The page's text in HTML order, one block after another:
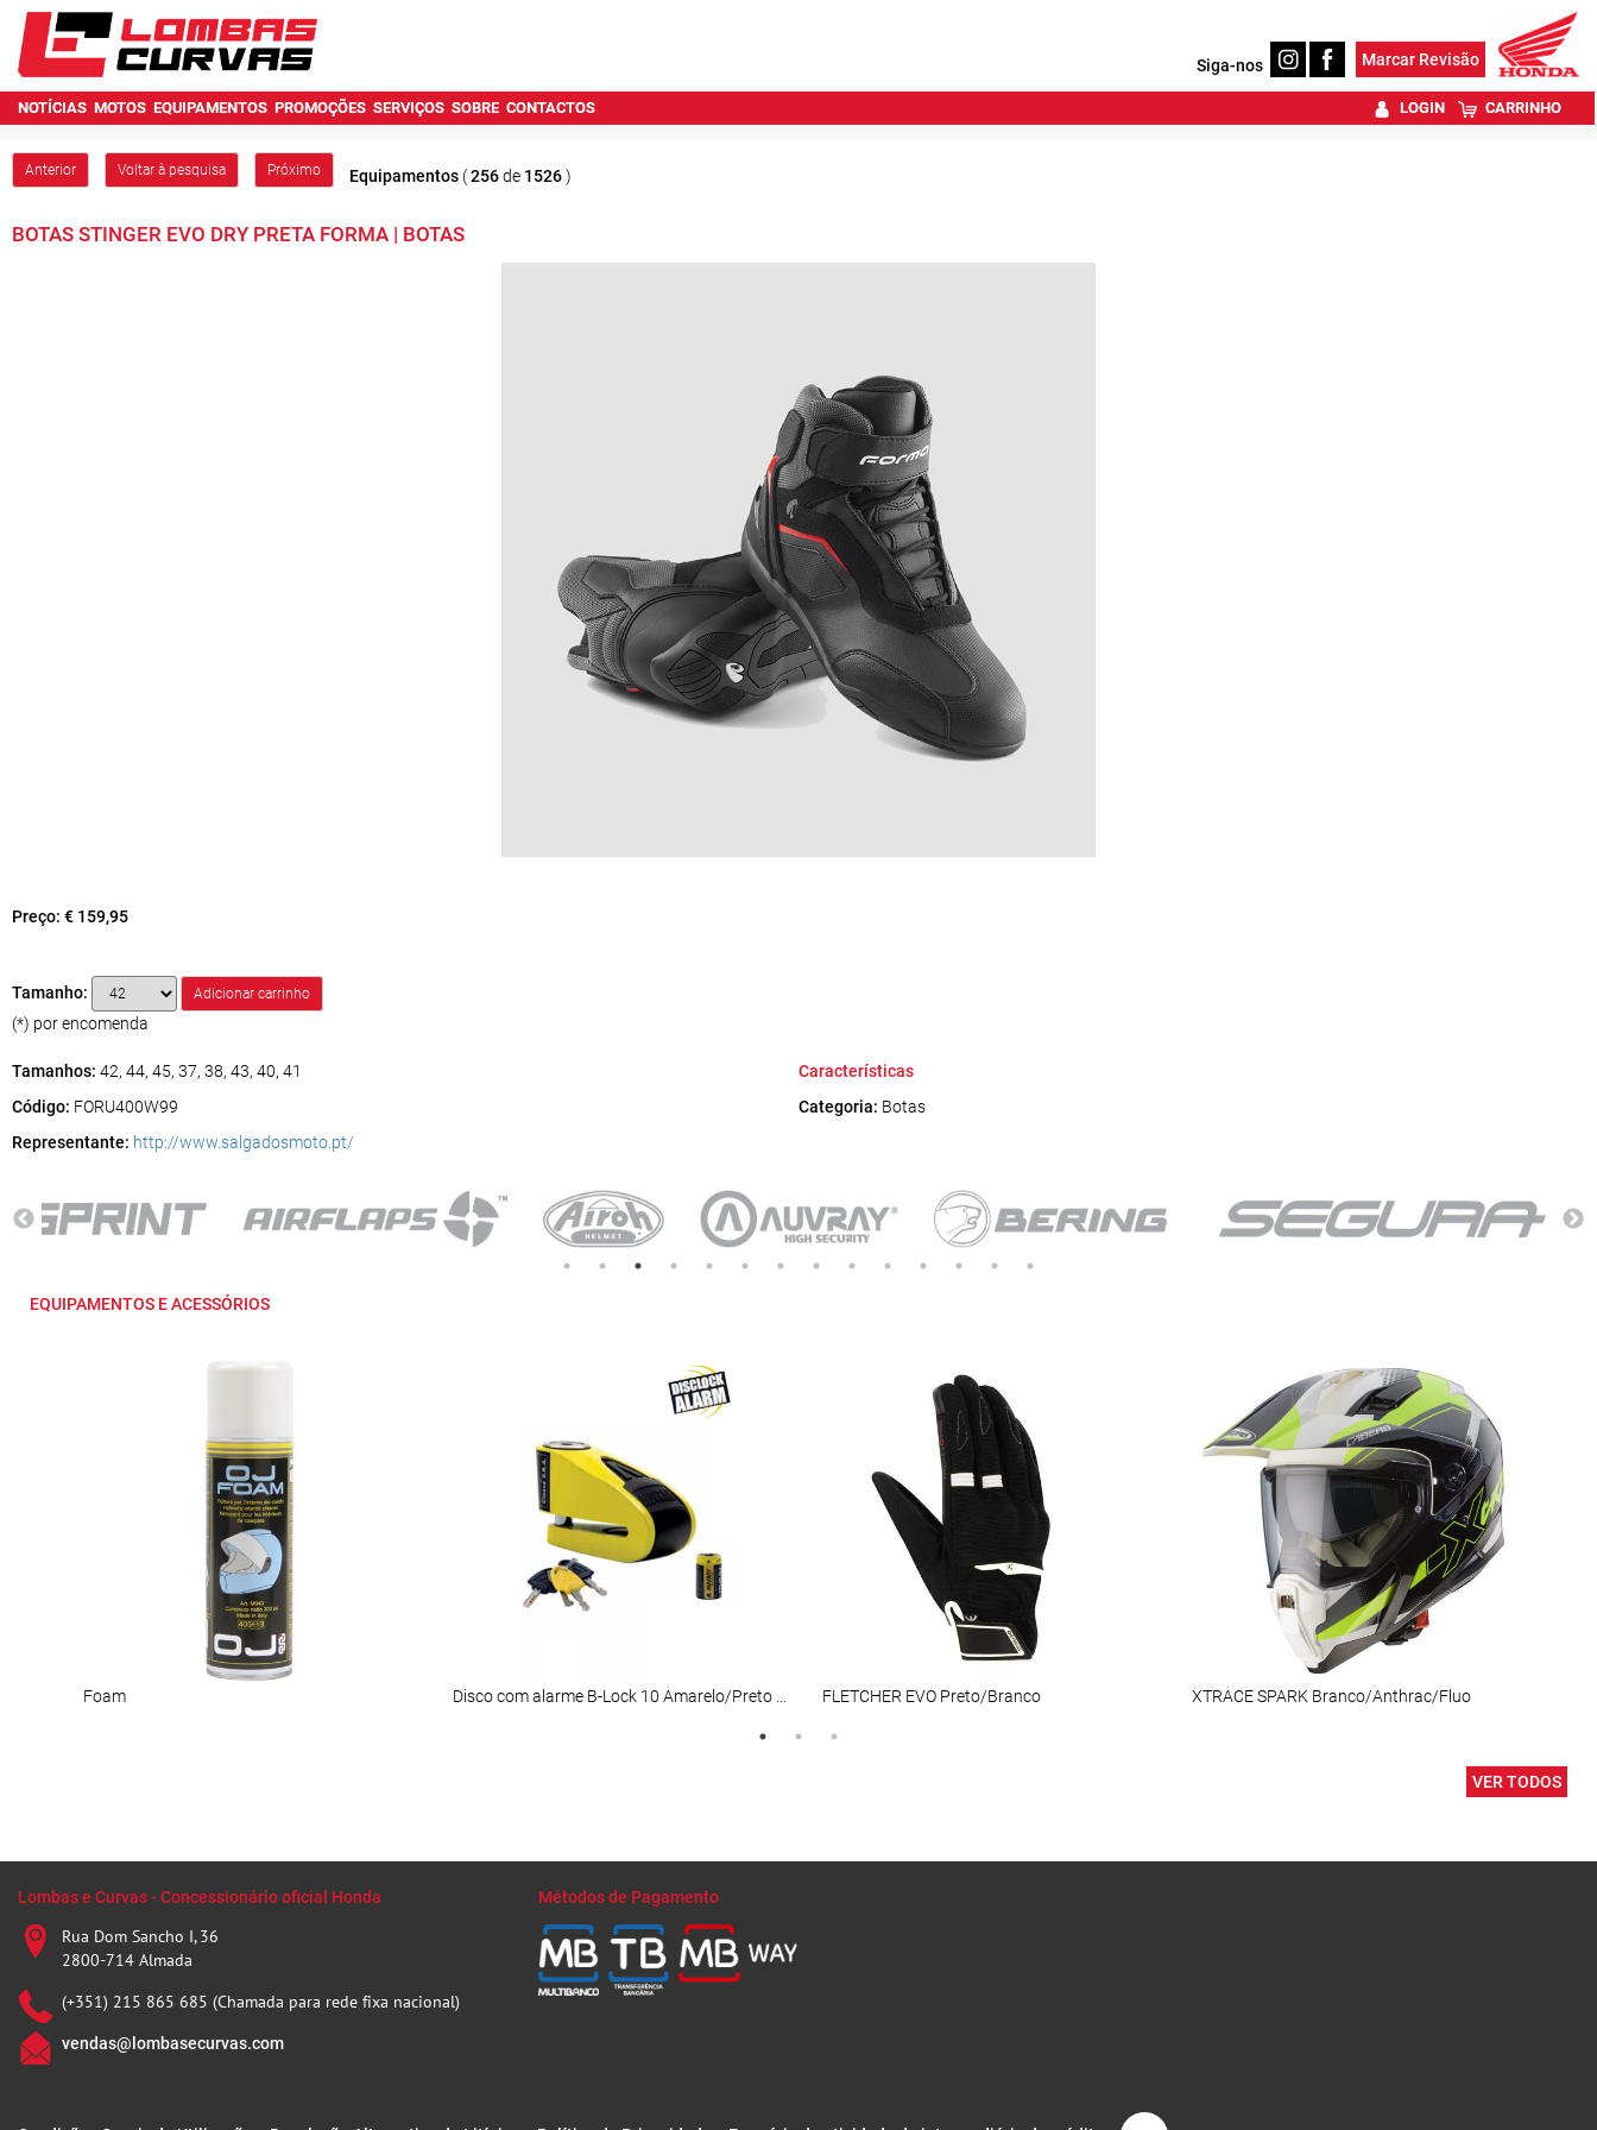
Siga-nos Marcar Revisão
NOTÍCIAS MOTOS EQUIPAMENTOS PROMOÇÕES SERVIÇOS SOBRE CONTACTOS LOGIN CARRINHO
Anterior Voltar à pesquisa Próximo Equipamentos (256de 1526)
BOTAS STINGER EVO DRY PRETA FORMA | BOTAS
Preço: € 159,95
Tamanho:
(*) por encomenda
Tamanhos: 42, 44, 45, 37, 38, 43, 40, 41
Código: FORU400W99
Representante: http://www.salgadosmoto.pt/
Características
Categoria: Botas
EQUIPAMENTOS E ACESSÓRIOS
Foam Disco com alarme B-Lock 10 Amarelo/Preto SRA FLETCHER EVO Preto/Branco XTRACE SPARK Branco/Anthrac/Fluo
VER TODOS
Lombas e Curvas - Concessionário oficial Honda
Rua Dom Sancho I, 36
2800-714 Almada
(+351) 215 865 685 (Chamada para rede fixa nacional)
vendas@lombasecurvas.com
Métodos de Pagamento